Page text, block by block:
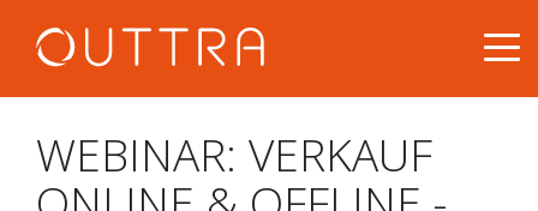
WEBINAR: VERKAUF